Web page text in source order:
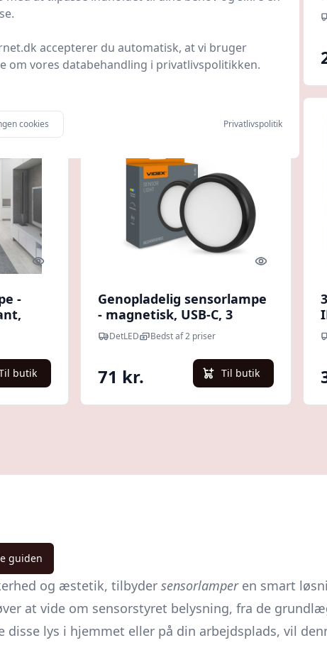
pris
butik 169 kr. Til butik
Quick look
-
butik
Quick look
Genopladelig sensorlampe
- magnetisk, USB-C, 3
lysfarver - Dæmpbar :
Dæmpbar, Kulør : Neutral
DetLED Bedst af 2 priser
71 kr. Til butik
guiden
og æstetik, tilbyder sensorlamperen smart
at vide om sensorstyret belysning, fra de
disse lys i hjemmet eller på din arbejdsplads, vil
accepterer du automatisk, at vi bruger
om vores databehandling i privatlivspolitikken.
cookies Privatlivspolitik